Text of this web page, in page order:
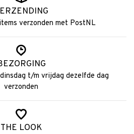
verzonden met PostNL
t/m vrijdag dezelfde dag
verzonden
THE LOOK